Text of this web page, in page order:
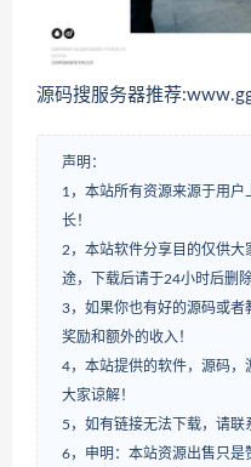
源码搜服务器推荐
声明：
1，本站所有资源来源于用
长！
2，本站软件分享目的仅供大
途，下载后请于24小时后删
3，如果你也有好的源码或者
奖励和额外的收入！
4，本站提供的软件，源码，
大家谅解！
5，如有链接无法下载，请联
6，申明：本站资源出售只是